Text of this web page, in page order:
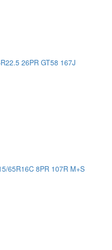
26PR GT58 167J
65R16C 8PR 107R M+S